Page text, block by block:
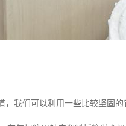
我们可以利用一些比较坚固